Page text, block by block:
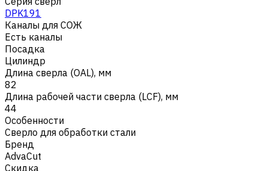
DPK191
Каналы для СОЖ
Есть каналы
Посадка
Цилиндр
Длина сверла (OAL), мм
82
Длина рабочей части сверла (LCF), мм
44
Особенности
Сверло для обработки стали
Бренд
AdvaCut
Скидка